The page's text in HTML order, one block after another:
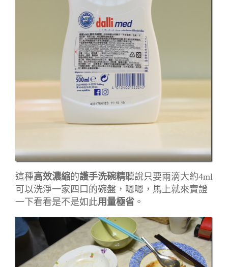
這種高效濃縮的護手洗碗精聽說只要兩滴大約4ml
可以洗淨一家四口的碗盤，嗯嗯，馬上就來實證
一下看看是不是如此用量極省 。